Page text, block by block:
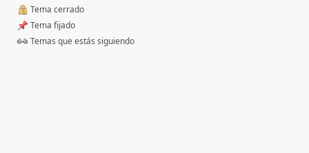
Tema cerrado
Tema fijado
Temas que estás siguiendo